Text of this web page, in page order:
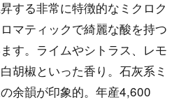
する非常に特徴的なミクロク
マティックで綺麗な酸を持つ
す。ライムやシトラス、レモ
胡椒といった香り。石灰系ミ
余韻が印象的。年産4,600